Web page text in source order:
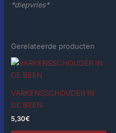
*diepvries*
Gerelateerde producten
VARKENSSCHOUDER IN
DE BEEN
5,30€